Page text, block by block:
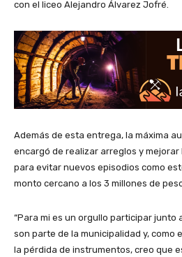
con el liceo Alejandro Álvarez Jofré.
Además de esta entrega, la máxima
encargó de realizar arreglos y
para evitar nuevos episodios como
monto cercano a los 3 millones de
“Para mi es un orgullo participar junto
son parte de la municipalidad y, como
la pérdida de instrumentos, creo que